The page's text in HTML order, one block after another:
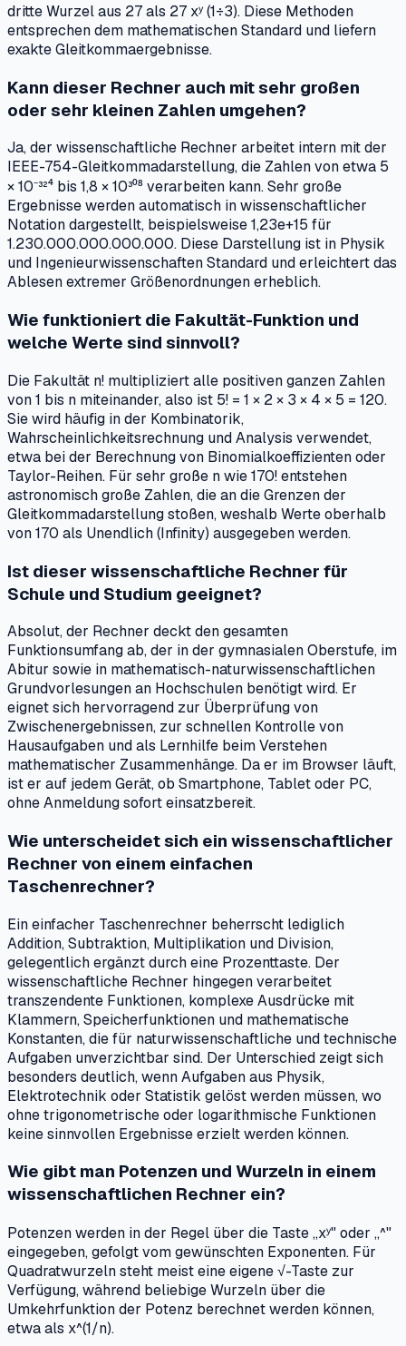
dritte Wurzel aus 27 als 27 xʸ (1÷3). Diese Methoden
entsprechen dem mathematischen Standard und liefern
exakte Gleitkommaergebnisse.
Kann dieser Rechner auch mit sehr großen
oder sehr kleinen Zahlen umgehen?
Ja, der wissenschaftliche Rechner arbeitet intern mit der
IEEE-754-Gleitkommadarstellung, die Zahlen von etwa 5
× 10⁻³²⁴ bis 1,8 × 10³⁰⁸ verarbeiten kann. Sehr große
Ergebnisse werden automatisch in wissenschaftlicher
Notation dargestellt, beispielsweise 1,23e+15 für
1.230.000.000.000.000. Diese Darstellung ist in Physik
und Ingenieurwissenschaften Standard und erleichtert das
Ablesen extremer Größenordnungen erheblich.
Wie funktioniert die Fakultät-Funktion und
welche Werte sind sinnvoll?
Die Fakultät n! multipliziert alle positiven ganzen Zahlen
von 1 bis n miteinander, also ist 5! = 1 × 2 × 3 × 4 × 5 = 120.
Sie wird häufig in der Kombinatorik,
Wahrscheinlichkeitsrechnung und Analysis verwendet,
etwa bei der Berechnung von Binomialkoeffizienten oder
Taylor-Reihen. Für sehr große n wie 170! entstehen
astronomisch große Zahlen, die an die Grenzen der
Gleitkommadarstellung stoßen, weshalb Werte oberhalb
von 170 als Unendlich (Infinity) ausgegeben werden.
Ist dieser wissenschaftliche Rechner für
Schule und Studium geeignet?
Absolut, der Rechner deckt den gesamten
Funktionsumfang ab, der in der gymnasialen Oberstufe, im
Abitur sowie in mathematisch-naturwissenschaftlichen
Grundvorlesungen an Hochschulen benötigt wird. Er
eignet sich hervorragend zur Überprüfung von
Zwischenergebnissen, zur schnellen Kontrolle von
Hausaufgaben und als Lernhilfe beim Verstehen
mathematischer Zusammenhänge. Da er im Browser läuft,
ist er auf jedem Gerät, ob Smartphone, Tablet oder PC,
ohne Anmeldung sofort einsatzbereit.
Wie unterscheidet sich ein wissenschaftlicher
Rechner von einem einfachen
Taschenrechner?
Ein einfacher Taschenrechner beherrscht lediglich
Addition, Subtraktion, Multiplikation und Division,
gelegentlich ergänzt durch eine Prozenttaste. Der
wissenschaftliche Rechner hingegen verarbeitet
transzendente Funktionen, komplexe Ausdrücke mit
Klammern, Speicherfunktionen und mathematische
Konstanten, die für naturwissenschaftliche und technische
Aufgaben unverzichtbar sind. Der Unterschied zeigt sich
besonders deutlich, wenn Aufgaben aus Physik,
Elektrotechnik oder Statistik gelöst werden müssen, wo
ohne trigonometrische oder logarithmische Funktionen
keine sinnvollen Ergebnisse erzielt werden können.
Wie gibt man Potenzen und Wurzeln in einem
wissenschaftlichen Rechner ein?
Potenzen werden in der Regel über die Taste „xʸ" oder „^"
eingegeben, gefolgt vom gewünschten Exponenten. Für
Quadratwurzeln steht meist eine eigene √-Taste zur
Verfügung, während beliebige Wurzeln über die
Umkehrfunktion der Potenz berechnet werden können,
etwa als x^(1/n).